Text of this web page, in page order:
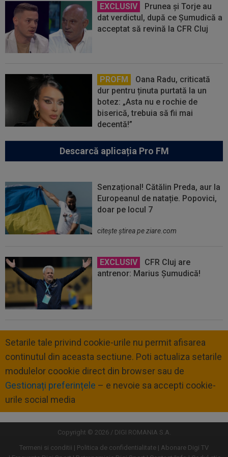
EXCLUSIV
Prunea și Torje au
dat verdictul, după ce Șumudică a
acceptat să revină la CFR Cluj
PROFM
Oana Radu, criticată
dur pentru ținuta purtată la un
botez: „Asta nu e rochie de
biserică, trebuia să fii mai
decentă!”
Descarcă aplicația Pro FM
Senzațional! Cătălin Preda, aur la
Europeanul de natație. Popovici,
doar pe locul 7
citeşte ştirea pe ziare.com
EXCLUSIV
CFR Cluj are
antrenor: Marius Șumudică!
Setarile tale privind cookie-urile nu permit afisarea
continutul din aceasta sectiune. Poti actualiza setarile
modulelor coookie direct din browser sau de
Gestionați preferințele – e nevoie sa accepti cookie-
urile social media
Copyright © 2026 / DIGI ROMANIA S.A.
Termeni si conditii
Politica de confidentialitate
Abonare Digi TV